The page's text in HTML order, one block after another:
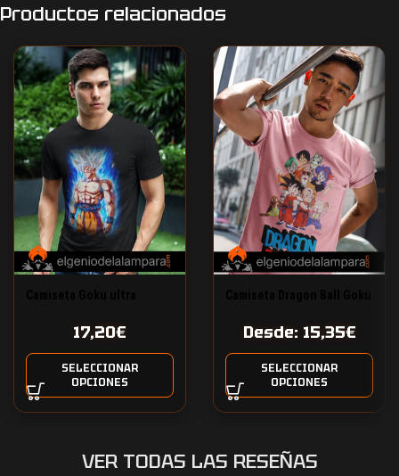
Productos relacionados
17,20€
SELECCIONAR
OPCIONES
Desde: 15,35€
SELECCIONAR
OPCIONES
VER TODAS LAS RESEÑAS